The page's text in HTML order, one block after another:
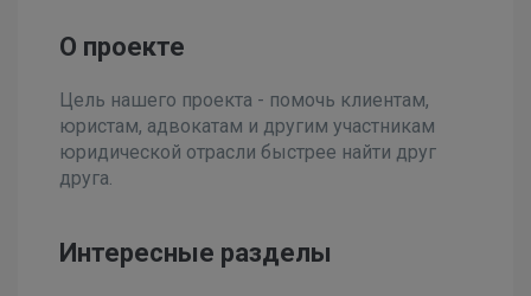
О проекте
Цель нашего проекта - помочь клиентам,
юристам, адвокатам и другим участникам
юридической отрасли быстрее найти друг
друга.
Интересные разделы